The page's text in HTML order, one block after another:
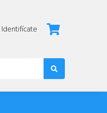
Identifícate